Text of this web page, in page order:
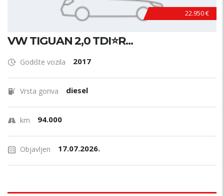
22.950 €
VW TIGUAN 2,0 TDI⭐R...
Godište vozila 2017
Vrsta goriva diesel
km 94.000
Objavljen 17.07.2026.